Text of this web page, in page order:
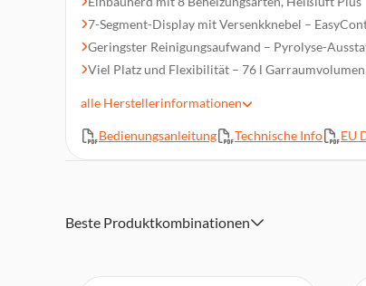
7-Segment-Display mit Versenkknebel –
Geringster Reinigungsaufwand – Pyrolyse-
Viel Platz und Flexibilität – 76 l Garraumvolumen
1 FlexiClip-Vollauszug (Paar)
Schnellaufheizen, Tageszeitanzeige,
Herausnehmbare Aufnahmegitter (Paar)
alle Herstellerinformationen
Bedienungsanleitung Technische Info EU
Beste Produktkombinationen